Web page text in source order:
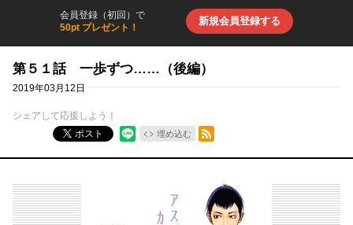
会員登録（初回）で
50pt プレゼント！
新規会員登録する
第５１話 一歩ずつ……（後編）
2019年03月12日
シェアして応援しよう！
ポスト
埋め込む
RSSフィード